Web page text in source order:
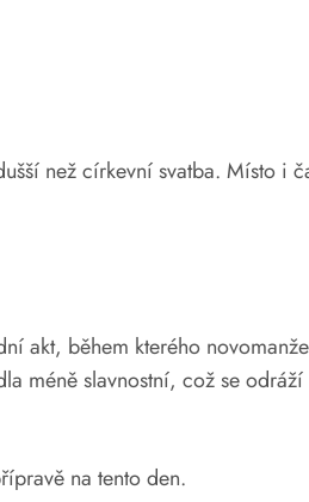
než církevní svatba. Místo i
akt, během kterého
méně slavnostní, což se
na tento den.